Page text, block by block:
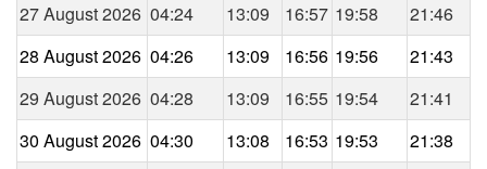
27 August 2026 04:24 13:09 16:57 19:58
21:46
28 August 2026 04:26 13:09 16:56 19:56
21:43
29 August 2026 04:28 13:09 16:55 19:54
21:41
30 August 2026 04:30 13:08 16:53 19:53
21:38